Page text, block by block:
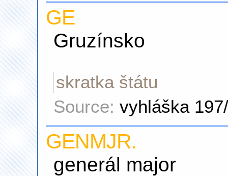
GE
Gruzínsko
skratka štátu
Source: vyhláška
GENMJR.
generál major